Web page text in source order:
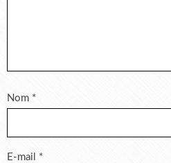
Nom *
E-mail *